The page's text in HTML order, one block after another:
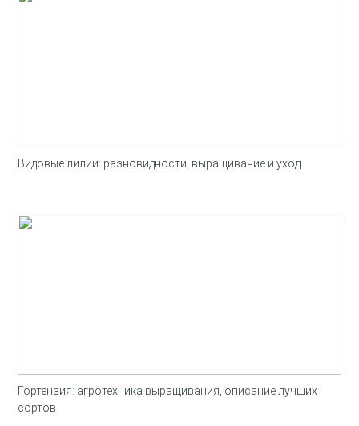
Видовые лилии: разновидности, выращивание и уход
Гортензия: агротехника выращивания, описание лучших
сортов